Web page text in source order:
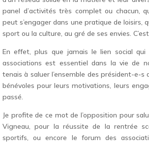
panel d’activités très complet ou chacun,
peut s’engager dans une pratique de loisirs,
sport ou la culture, au gré de ses envies.
En effet, plus que jamais le lien social
associations est essentiel dans la vie de
tenais à saluer l’ensemble des président-e-s
bénévoles pour leurs motivations, leurs
passé.
Je profite de ce mot de l’opposition pour
Vigneau, pour la réussite de la rentrée
sportifs, ou encore le forum des